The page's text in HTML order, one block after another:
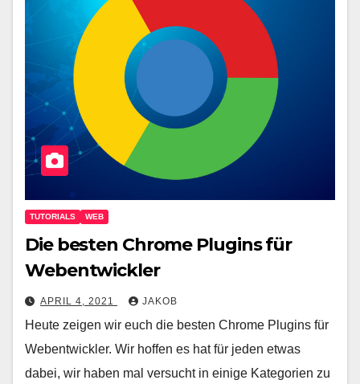
TUTORIALS WEB
Die besten Chrome Plugins für
Webentwickler
APRIL 4, 2021 JAKOB
Heute zeigen wir euch die besten Chrome Plugins für
Webentwickler. Wir hoffen es hat für jeden etwas
dabei, wir haben mal versucht in einige Kategorien zu